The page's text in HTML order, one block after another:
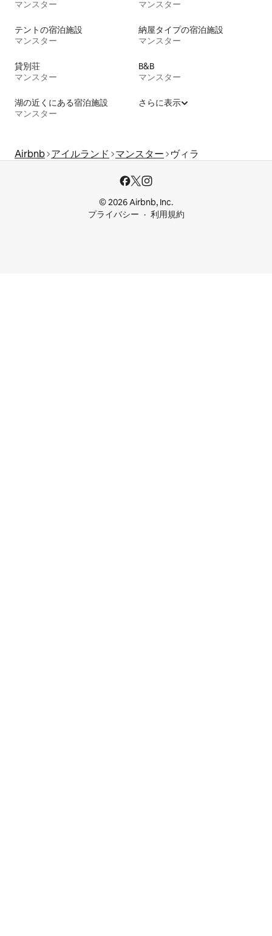
マンスター マンスター
テントの宿泊施設
マンスター
納屋タイプの宿泊施設
マンスター
貸別荘
マンスター
B&B
マンスター
湖の近くにある宿泊施設
マンスター
さらに表示
Airbnb アイルランド マンスター ヴィラ
© 2026 Airbnb, Inc.
プライバシー
利用規約